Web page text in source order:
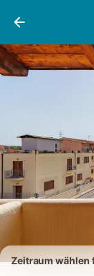
Bilder
Zeitraum wählen